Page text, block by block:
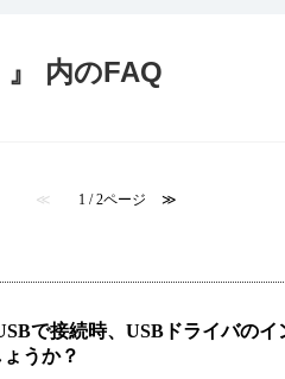
』 内のFAQ
≪ 1 / 2ページ ≫
で接続時、USBドライバの
うか？